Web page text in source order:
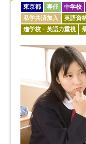
東京都 専任 中学校
私学共済加入
英語資
進学校・英語力重視